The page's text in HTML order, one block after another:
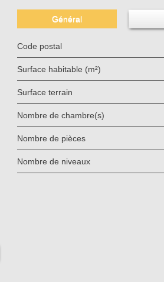
Général
Code postal
Surface habitable (m²)
surface terrain
Nombre de chambre(s)
Nombre de pièces
Nombre de niveaux